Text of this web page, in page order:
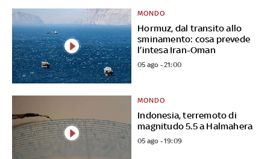
Hormuz, dal transito allo
sminamento: cosa prevede
l’intesa Iran-Oman
MONDO
05 ago - 21:00
Indonesia, terremoto di
magnitudo 5.5 a Halmahera
MONDO
05 ago - 19:09